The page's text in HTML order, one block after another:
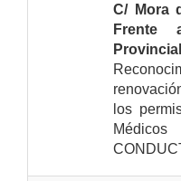
C/ Mora
Frente
los